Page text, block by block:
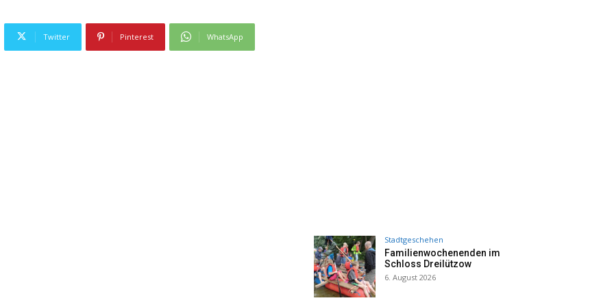
Twitter Pinterest WhatsApp
Stadtgeschehen
Familienwochenenden im
Schloss Dreilützow
6. August 2026